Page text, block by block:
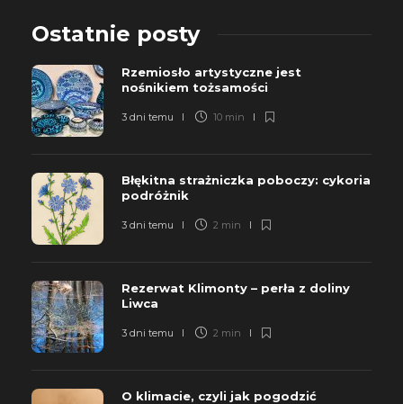
Ostatnie posty
Rzemiosło artystyczne jest
nośnikiem tożsamości
3 dni temu 10 min
Błękitna strażniczka poboczy: cykoria
podróżnik
3 dni temu 2 min
Rezerwat Klimonty – perła z doliny
Liwca
3 dni temu 2 min
O klimacie, czyli jak pogodzić